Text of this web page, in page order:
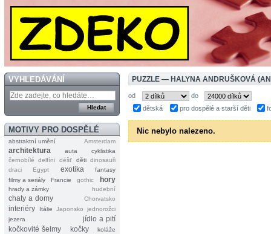
VYHLEDÁVÁNÍ
MOTIVY PRO DOSPĚLÉ
abstraktní umění Amsterdam
architektura auta
cyklistika
černobílé
delfíni déšť děti dinosauři
draci
Egypt exotika
fantasy
filmy a seriály
Francie gothic hory
hrady a zámky hudební
chaty a domy Chorvatsko
interiéry Itálie Japonsko
jednorožci
jezera
jídlo a pití
kočkovité šelmy
kočky
koláže
PUZZLE — HALYNA ANDRUŠKOVÁ
od
do
dětská
pro dospělé a starší děti
Nic nebylo nalezeno.